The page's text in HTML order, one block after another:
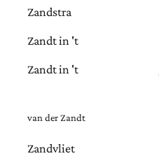
Zandstra
Zandt in 't
Zandt in 't
van der Zandt
Zandvliet